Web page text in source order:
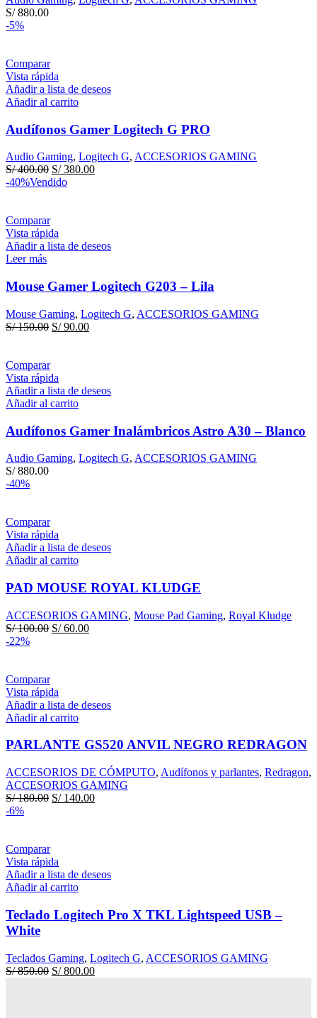
S/880.00
-5%
Comparar
Vista rápida
Añadir a lista de deseos
Añadir al carrito
Audífonos Gamer Logitech G PRO
Audio Gaming, Logitech G, ACCESORIOS GAMING
S/400.00 El
precio
S/380.00El
-40%Vendido
Comparar
Vista rápida
Añadir a lista de deseos
Leer más
Mouse Gamer Logitech G203 – Lila
Mouse Gaming, Logitech G, ACCESORIOS GAMING
S/150.00 El
S/ 150.00.
S/90.00El
Comparar
Vista rápida
Añadir a lista de deseos
Añadir al carrito
Audífonos Gamer Inalámbricos Astro A30 – Blanco
Audio Gaming, Logitech G, ACCESORIOS GAMING
S/880.00
-40%
Comparar
Vista rápida
Añadir a lista de deseos
Añadir al carrito
PAD MOUSE ROYAL KLUDGE
ACCESORIOS GAMING, Mouse Pad Gaming, Royal Kludge
S/100.00 El
S/60.00El
-22%
Comparar
Vista rápida
Añadir a lista de deseos
Añadir al carrito
PARLANTE GS520 ANVIL NEGRO REDRAGON
ACCESORIOS DE CÓMPUTO, Audífonos y parlantes, Redragon,
ACCESORIOS GAMING
S/180.00 El
S/140.00El
-6%
Comparar
Vista rápida
Añadir a lista de deseos
Añadir al carrito
Teclado Logitech Pro X TKL Lightspeed USB –
White
Teclados Gaming, Logitech G, ACCESORIOS GAMING
S/850.00 El
S/800.00El